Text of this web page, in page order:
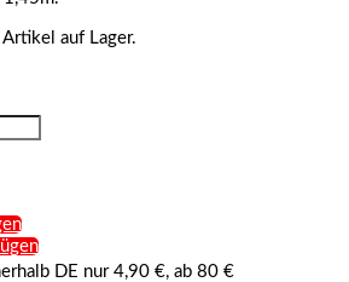
Artikel auf Lager.
DE nur 4,90 €, ab 80 €